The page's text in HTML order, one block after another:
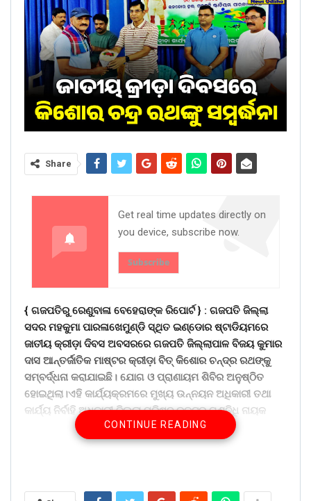
Share
Get real time updates directly on
you device, subscribe now.
Subscribe
{ ଗଜପତିରୁ ରେଣୁବାଳା ବେହେରାଙ୍କ ରିପୋର୍ଟ } : ଗଜପତି ଜିଲ୍ଲା
ସଦର ମହକୁମା ପାରଳାଖେମୁଣ୍ଡି ସ୍ଥିତ ଇଣ୍ଡୋର ଷ୍ଟାଡିୟମରେ
ଜାତୀୟ କ୍ରୀଡ଼ା ଦିବସ ଅବସରରେ ଗଜପତି ଜିଲ୍ଲାପାଳ ବିଜୟ କୁମାର
ଦାସ ଆନ୍ତର୍ଜାତିକ ମାଷ୍ଟର କ୍ରୀଡ଼ା ବିତ୍ କିଶୋର ଚନ୍ଦ୍ର ରଥଙ୍କୁ
ସମ୍ବର୍ଦ୍ଧନା କରାଯାଇଛି। ଯୋଗ ଓ ପ୍ରାଣାୟମ ଶିବିର ଅନୁଷ୍ଠିତ
ହୋଇଥିଲା।ଏହି କାର୍ଯ୍ୟକ୍ରମରେ ମୁଖ୍ୟ ଉନ୍ନୟନ ଅଧିକାରୀ ତଥା
କାର୍ଯ୍ୟ ନିର୍ବାହି ଅଧିକାରୀ ଜିଲ୍ଲା ପରିଷଦ ଡକ୍ଟର ଗୁଣନିଧି ନାୟକ
ଜିଲ୍ଲା ଶିକ୍ଷା ଅଧିକାରୀ ମାୟା ଧର ସାହୁ ପାତାଞ୍ଜଳି ଯୋଗ ଗୁରୁ
ପ୍ରମୁଖ ଉପସ୍ଥିତ ରହି ଯୋଗ ଅଭ୍ୟାସ କରିଥିଲେ। ସୁରେନ୍ଦ୍ର ରଥ
ପାତ୍ର,ଲିଙ୍ଗରାଜ ସାହୁ,କିଶୋର ସାମଲ ଓ ଧୀରେନ ସାମଲ ପ୍ରମୁଖ
CONTINUE READING